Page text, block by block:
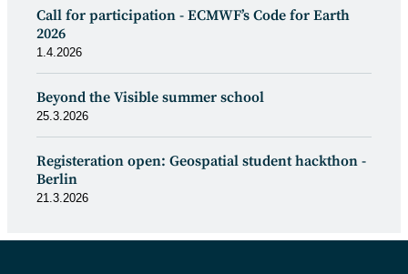
Call for participation - ECMWF’s Code for Earth
2026
1.4.2026
Beyond the Visible summer school
25.3.2026
Registeration open: Geospatial student hackthon -
Berlin
21.3.2026